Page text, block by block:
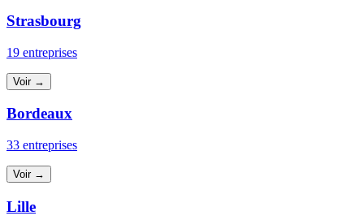
Strasbourg
19 entreprises
Voir →
Bordeaux
33 entreprises
Voir →
Lille